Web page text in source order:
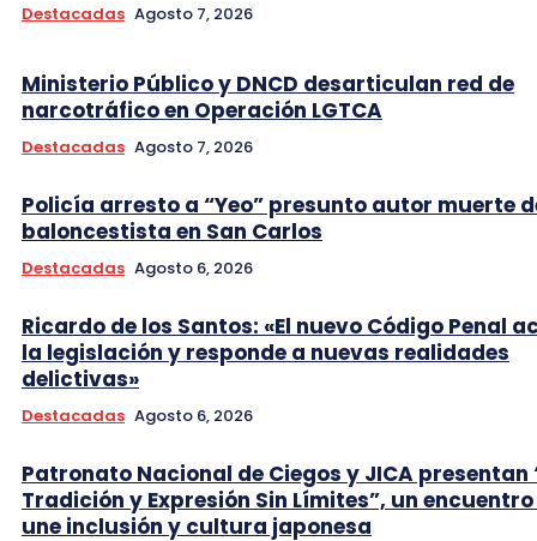
Destacadas Agosto 7, 2026
Ministerio Público y DNCD desarticulan red de
narcotráfico en Operación LGTCA
Destacadas Agosto 7, 2026
Policía arresto a “Yeo” presunto autor muerte
baloncestista en San Carlos
Destacadas Agosto 6, 2026
Ricardo de los Santos: «El nuevo Código Penal
la legislación y responde a nuevas realidades
delictivas»
Destacadas Agosto 6, 2026
Patronato Nacional de Ciegos y JICA presentan
Tradición y Expresión Sin Límites”, un
une inclusión y cultura japonesa